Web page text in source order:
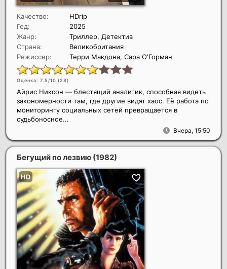
Качество:
HDrip
Год:
2025
Жанр:
Триллер, Детектив
Страна:
Великобритания
Режиссер:
Терри Макдона, Сара О'Горман
Оценка: 7.5/10 (28)
Вчера, 15:50
Айрис Никсон — блестящий аналитик, способная видеть
закономерности там, где другие видят хаос. Её работа по
мониторингу социальных сетей превращается в
судьбоносное...
Бегущий по лезвию (1982)